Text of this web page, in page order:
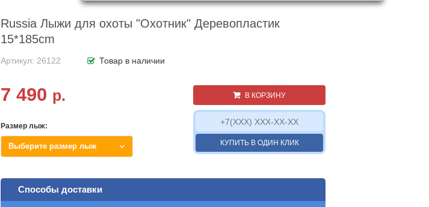
Russia Лыжи для охоты "Охотник" Деревопластик
15*185cm
Артикул: 26122 Товар в наличии
7 490 р.
Размер лыж:
Выберите размер лыж
В КОРЗИНУ
КУПИТЬ В ОДИН КЛИК
Способы доставки